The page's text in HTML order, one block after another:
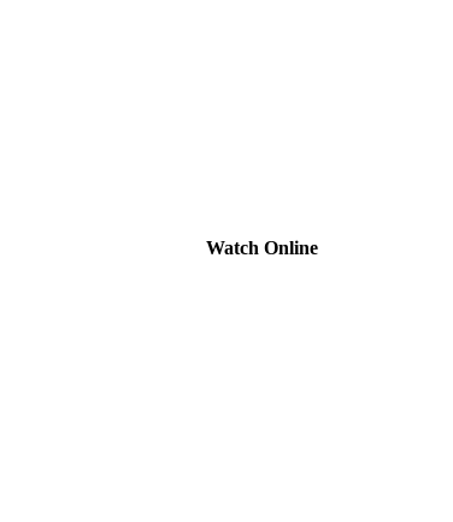
Watch Online